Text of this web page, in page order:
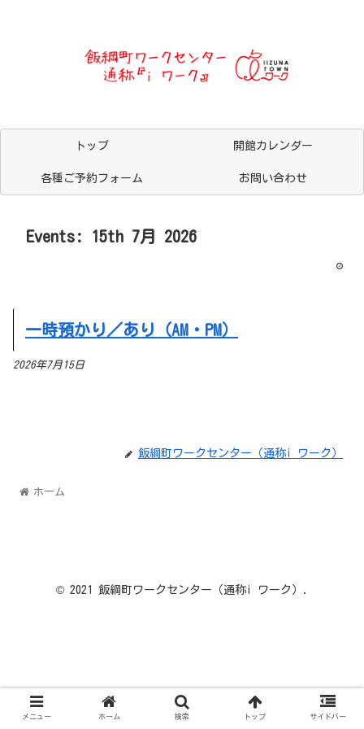
トップ 開館カレンダー
各種ご予約フォーム お問い合わせ
Events: 15th 7月 2026
一時預かり／あり（AM・PM）
2026年7月15日
飯綱町ワークセンター（通称i ワーク）
ホーム
© 2021 飯綱町ワークセンター（通称i ワーク）.
メニュー ホーム 検索 トップ サイドバー